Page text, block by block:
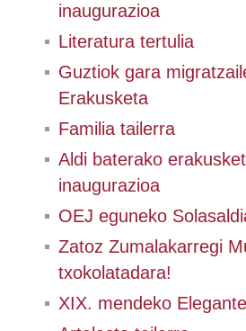
inaugurazioa
Literatura tertulia
Guztiok gara
Erakusketa
Familia tailerra
Aldi baterako
inaugurazioa
OEJ eguneko
Zatoz Zumalakarregi
txokolatadara!
XIX. mendeko